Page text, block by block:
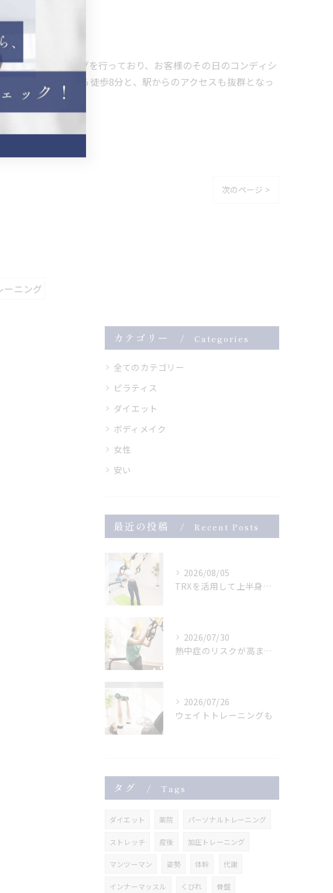
ルのトレーニングを行っており、お客様のその日のコンディシ
4分、薬院駅から徒歩8分と、駅からのアクセスも抜群となっ
次のページ >
ーニング
カテゴリー Categories
全てのカテゴリー
ピラティス
ダイエット
ボディメイク
女性
安い
最近の投稿 Recent Posts
2026/08/05
TRXを活用して上半身のトレーニング
2026/07/30
熱中症のリスクが高まっている危険な暑さ。
2026/07/26
ウェイトトレーニングも
タグ Tags
ダイエット 薬院 パーソナルトレーニング
ストレッチ 産後 加圧トレーニング
マンツーマン 姿勢 体幹 代謝
インナーマッスル くびれ 骨盤